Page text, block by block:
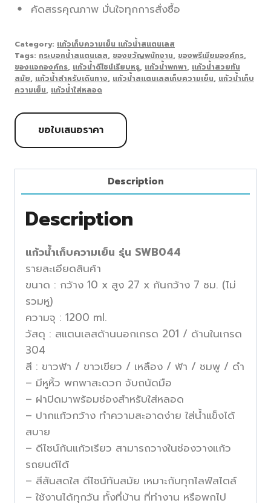
คัดสรรคุณภาพ มั่นใจทุกการสั่งซื้อ
Category: แก้วเก็บความเย็น แก้วน้ำสแตนเลส
Tags: กระบอกน้ำสแตนเลส, ของขวัญพนักงาน, ของพรีเมียมองค์กร,
ของแจกองค์กร, แก้วน้ำดีไซน์เรียบหรู, แก้วน้ำพกพา, แก้วน้ำสวยทัน
สมัย, แก้วน้ำสำหรับเดินทาง, แก้วน้ำสแตนเลสเก็บความเย็น, แก้วน้ำเก็บ
ความเย็น, แก้วน้ำใส่หลอด
ขอใบเสนอราคา
Description
Description
แก้วน้ำเก็บความเย็น รุ่น SWB044
รายละเอียดสินค้า
ขนาด : กว้าง 10 x สูง 27 x ก้นกว้าง 7 ซม. (ไม่
รวมหู)
ความจุ : 1200 ml.
วัสดุ : สแตนเลสด้านนอกเกรด 201 / ด้านในเกรด
304
สี : ขาวฟ้า / ขาวเขียว / เหลือง / ฟ้า / ชมพู / ดำ
– มีหูหิ้ว พกพาสะดวก จับถนัดมือ
– ฝาปิดมาพร้อมช่องสำหรับใส่หลอด
– ปากแก้วกว้าง ทำความสะอาดง่าย ใส่น้ำแข็งได้
สบาย
– ดีไซน์ก้นแก้วเรียว สามารถวางในช่องวางแก้ว
รถยนต์ได้
– สีสันสดใส ดีไซน์ทันสมัย เหมาะกับทุกไลฟ์สไตล์
– ใช้งานได้ทุกวัน ทั้งที่บ้าน ที่ทำงาน หรือพกไป